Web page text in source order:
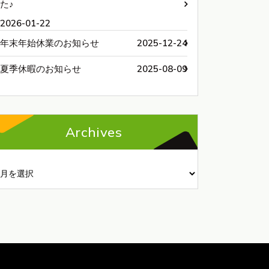
た♪
2026-01-22
年末年始休業のお知らせ
2025-12-24
夏季休暇のお知らせ 2025-08-09
Archives